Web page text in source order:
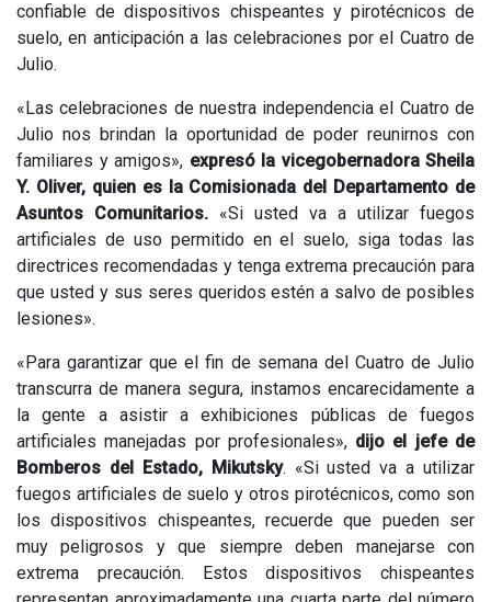
confiable de dispositivos chispeantes y pirotécnicos de
suelo, en anticipación a las celebraciones por el Cuatro de
Julio.
«Las celebraciones de nuestra independencia el Cuatro de
Julio nos brindan la oportunidad de poder reunirnos con
familiares y amigos», expresó la vicegobernadora Sheila
Y. Oliver, quien es la Comisionada del Departamento de
Asuntos Comunitarios. «Si usted va a utilizar fuegos
artificiales de uso permitido en el suelo, siga todas las
directrices recomendadas y tenga extrema precaución para
que usted y sus seres queridos estén a salvo de posibles
lesiones».
«Para garantizar que el fin de semana del Cuatro de Julio
transcurra de manera segura, instamos encarecidamente a
la gente a asistir a exhibiciones públicas de fuegos
artificiales manejadas por profesionales», dijo el jefe de
Bomberos del Estado, Mikutsky. «Si usted va a utilizar
fuegos artificiales de suelo y otros pirotécnicos, como son
los dispositivos chispeantes, recuerde que pueden ser
muy peligrosos y que siempre deben manejarse con
extrema precaución. Estos dispositivos chispeantes